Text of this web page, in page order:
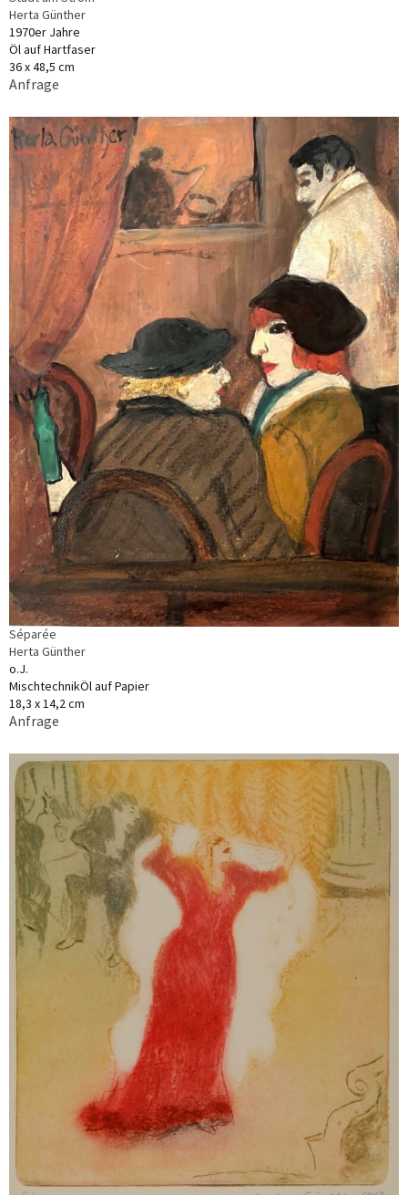
Herta Günther
1970er Jahre
Öl auf Hartfaser
36 x 48,5 cm
Anfrage
Séparée
Herta Günther
o.J.
MischtechnikÖl auf Papier
18,3 x 14,2 cm
Anfrage